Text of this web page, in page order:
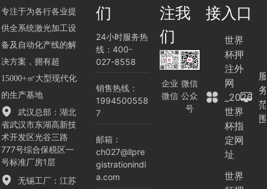
专注于为各行各业提
供全系统激光加工设
备及自动化产线的解
决方案，拥有超
15000+㎡大型现代化
的生产基地
武汉总部：湖北
省武汉市东湖高新技
术开发区光谷三路
777号综合保税区一
号标准厂房1层
无锡工厂：江苏
们
24小时服务热
线：400-
027-8558
销售热线：
1994500558
7
邮箱：
ch027@llpre
gistrationindi
a.com
注我
们
企业
微信
微信
公众
号
接入口
世界
杯押
注外
网
_2026
世界
杯指
定网
址
世界